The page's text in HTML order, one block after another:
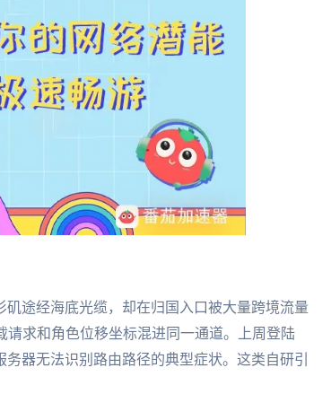
途经海底光缆，却在归国入口被大量跨境流量
求和角色位移坐标混进同一通道。上周登陆
器无法识别路由路径的典型症状。这类自研引